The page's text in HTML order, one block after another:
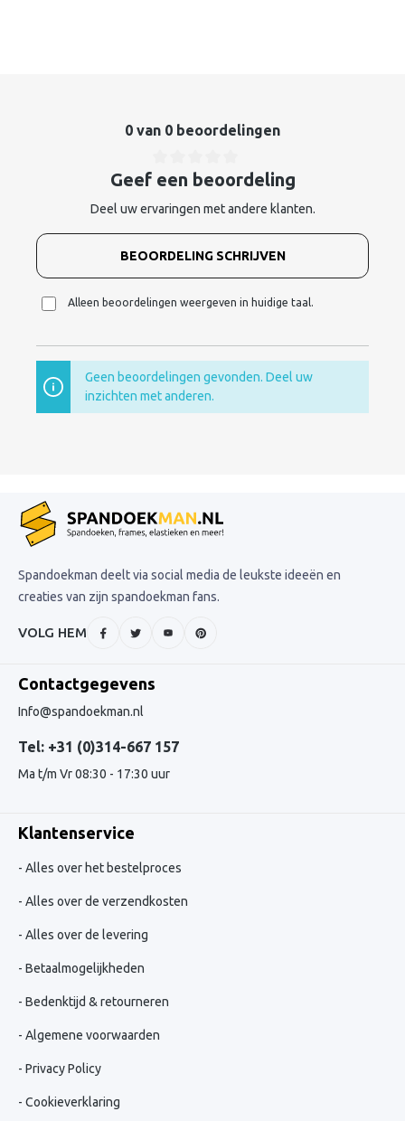
0 van 0 beoordelingen
Geef een beoordeling
Deel uw ervaringen met andere klanten.
BEOORDELING SCHRIJVEN
Alleen beoordelingen weergeven in huidige taal.
Geen beoordelingen gevonden. Deel uw
inzichten met anderen.
Spandoekman deelt via social media de leukste ideeën en
creaties van zijn spandoekman fans.
VOLG HEM
Contactgegevens
Info@spandoekman.nl
Tel: +31 (0)314-667 157
Ma t/m Vr 08:30 - 17:30 uur
Klantenservice
Alles over het bestelproces
Alles over de verzendkosten
Alles over de levering
Betaalmogelijkheden
Bedenktijd & retourneren
Algemene voorwaarden
Privacy Policy
Cookieverklaring